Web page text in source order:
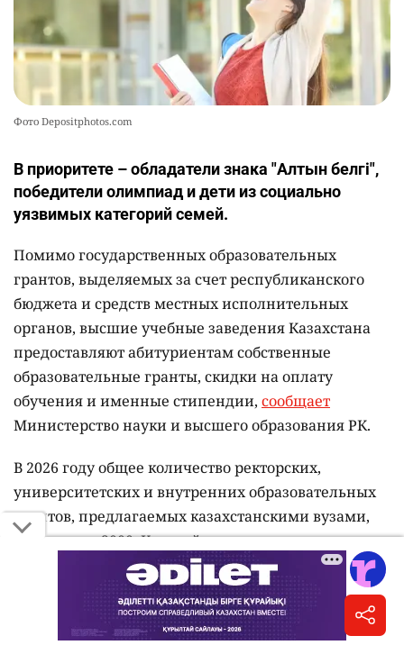
Фото Depositphotos.com
В приоритете – обладатели знака "Алтын белгі",
победители олимпиад и дети из социально
уязвимых категорий семей.
Помимо государственных образовательных
грантов, выделяемых за счет республиканского
бюджета и средств местных исполнительных
органов, высшие учебные заведения Казахстана
предоставляют абитуриентам собственные
образовательные гранты, скидки на оплату
обучения и именные стипендии, сообщает
Министерство науки и высшего образования РК.
В 2026 году общее количество ректорских,
университетских и внутренних образовательных
грантов, предлагаемых казахстанскими вузами,
превышает 2000. Каждый университет
самостоятельно определяет количество грантов,
порядок их предоставления и критерии отбора.
При рассмотрении заявок учитываются
результаты Единого национального тестирования,